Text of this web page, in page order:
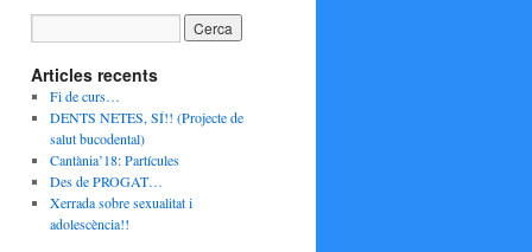
Articles recents
Fi de curs…
DENTS NETES, SÍ!! (Projecte de
salut bucodental)
Cantània’18: Partícules
Des de PROGAT…
Xerrada sobre sexualitat i
adolescència!!